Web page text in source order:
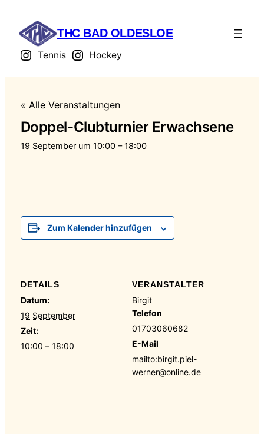
THC BAD OLDESLOE
Tennis Hockey
« Alle Veranstaltungen
Doppel-Clubturnier Erwachsene
19 September um 10:00–18:00
Zum Kalender hinzufügen
DETAILS
Datum:
19 September
Zeit:
10:00 – 18:00
VERANSTALTER
Birgit
Telefon
01703060682
E-Mail
mailto:birgit.piel-
werner@online.de